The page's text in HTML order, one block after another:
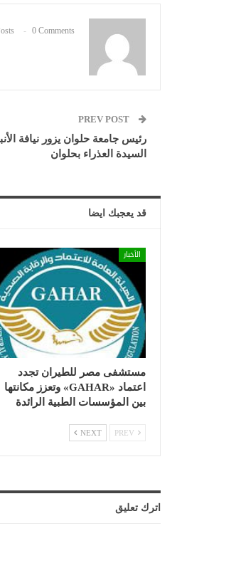
0 Comments
رئيس جامعة حلوان يزور نيافة
السيدة العذراء بحلوان
قد يعجبك ايضا
الأخبار
مستشفى مصر للطيران تجدد
اعتماد «GAHAR» وتعزز مكانتها
بين المؤسسات الطبية الرائدة
NEXT
اترك تعليق